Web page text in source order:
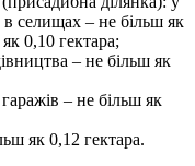
в селищах – не більш як
0,10 гектара;
– не більш як
– не більш як
як 0,12 гектара.